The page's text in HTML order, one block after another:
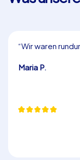
“Wir waren
Maria P.